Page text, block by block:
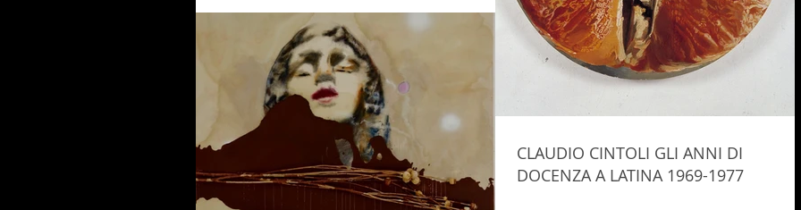
CLAUDIO CINTOLI GLI ANNI DI
DOCENZA A LATINA 1969-1977